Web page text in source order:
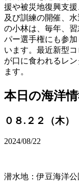
援や被災地復興支
及び訓練の開催、
の小林は、毎年、
パー選手権にも参
います。最近新型
が口に食われるレ
ます。
本日の海洋
０８.２２（木
2024/08/22
潜水地：伊豆海洋公